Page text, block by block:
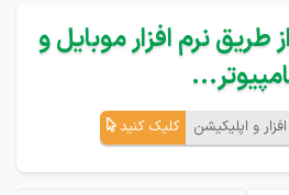
طریق نرم افزار موبایل و
و اپلیکیشن کلیک کنید